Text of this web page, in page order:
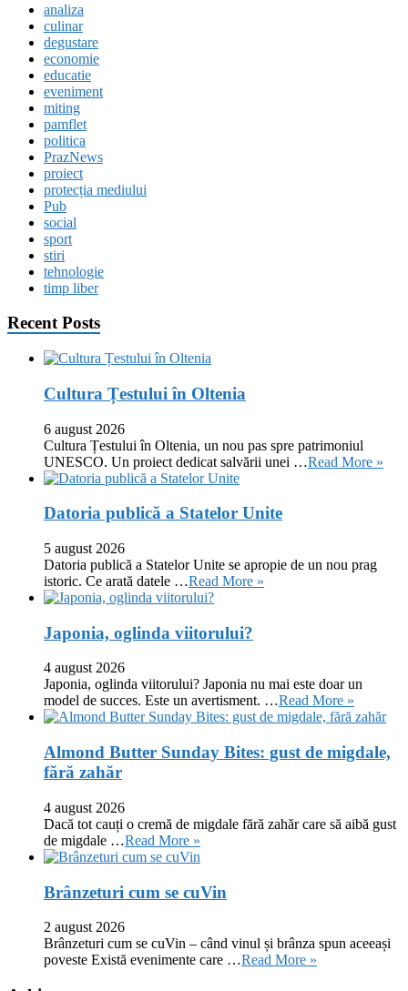
analiza
culinar
degustare
economie
educatie
eveniment
miting
pamflet
politica
PrazNews
proiect
protecția mediului
Pub
social
sport
stiri
tehnologie
timp liber
Recent Posts
Cultura Țestului în Oltenia
6 august 2026
Cultura Țestului în Oltenia, un nou pas spre patrimoniul
UNESCO. Un proiect dedicat salvării unei …Read More »
Datoria publică a Statelor Unite
5 august 2026
Datoria publică a Statelor Unite se apropie de un nou prag
istoric. Ce arată datele …Read More »
Japonia, oglinda viitorului?
4 august 2026
Japonia, oglinda viitorului? Japonia nu mai este doar un
model de succes. Este un avertisment. …Read More »
Almond Butter Sunday Bites: gust de migdale,
fără zahăr
4 august 2026
Dacă tot cauți o cremă de migdale fără zahăr care să aibă gust
de migdale …Read More »
Brânzeturi cum se cuVin
2 august 2026
Brânzeturi cum se cuVin – când vinul și brânza spun aceeași
poveste Există evenimente care …Read More »